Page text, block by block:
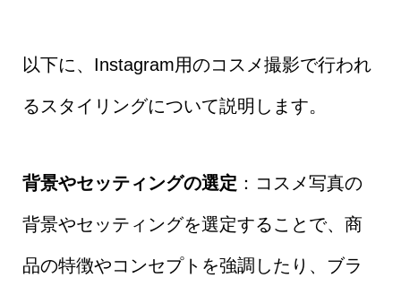
以下に、Instagram用のコスメ撮影で行われ
るスタイリングについて説明します。
背景やセッティングの選定 ：コスメ写真の
背景やセッティングを選定することで、商
品の特徴やコンセプトを強調したり、ブラ